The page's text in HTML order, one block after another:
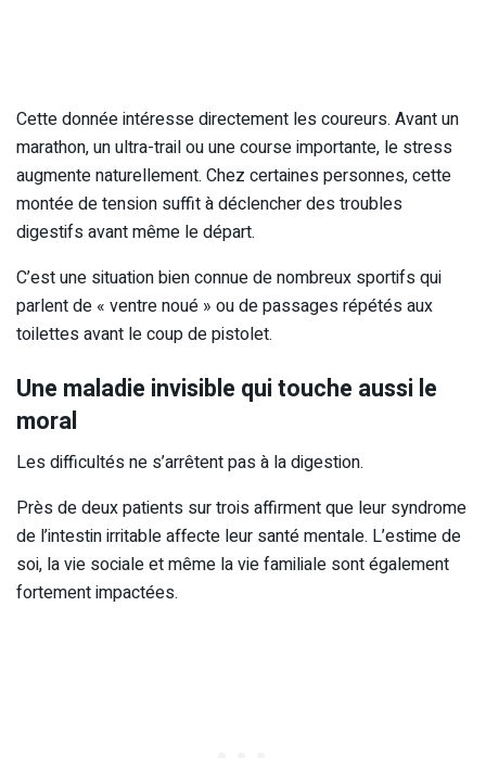
Cette donnée intéresse directement les coureurs. Avant un
marathon, un ultra-trail ou une course importante, le stress
augmente naturellement. Chez certaines personnes, cette
montée de tension suffit à déclencher des troubles
digestifs avant même le départ.
C’est une situation bien connue de nombreux sportifs qui
parlent de « ventre noué » ou de passages répétés aux
toilettes avant le coup de pistolet.
Une maladie invisible qui touche aussi le
moral
Les difficultés ne s’arrêtent pas à la digestion.
Près de deux patients sur trois affirment que leur syndrome
de l’intestin irritable affecte leur santé mentale. L’estime de
soi, la vie sociale et même la vie familiale sont également
fortement impactées.